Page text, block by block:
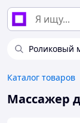
Роликовый
Каталог товаров
Массажер